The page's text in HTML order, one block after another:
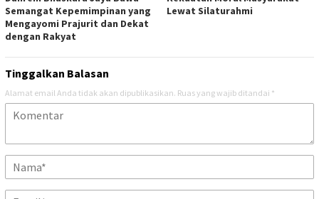
Semangat Kepemimpinan yang
Mengayomi Prajurit dan Dekat
dengan Rakyat
Lewat Silaturahmi
Tinggalkan Balasan
Alamat email Anda tidak akan dipublikasikan. Ruas yang wajib ditandai *